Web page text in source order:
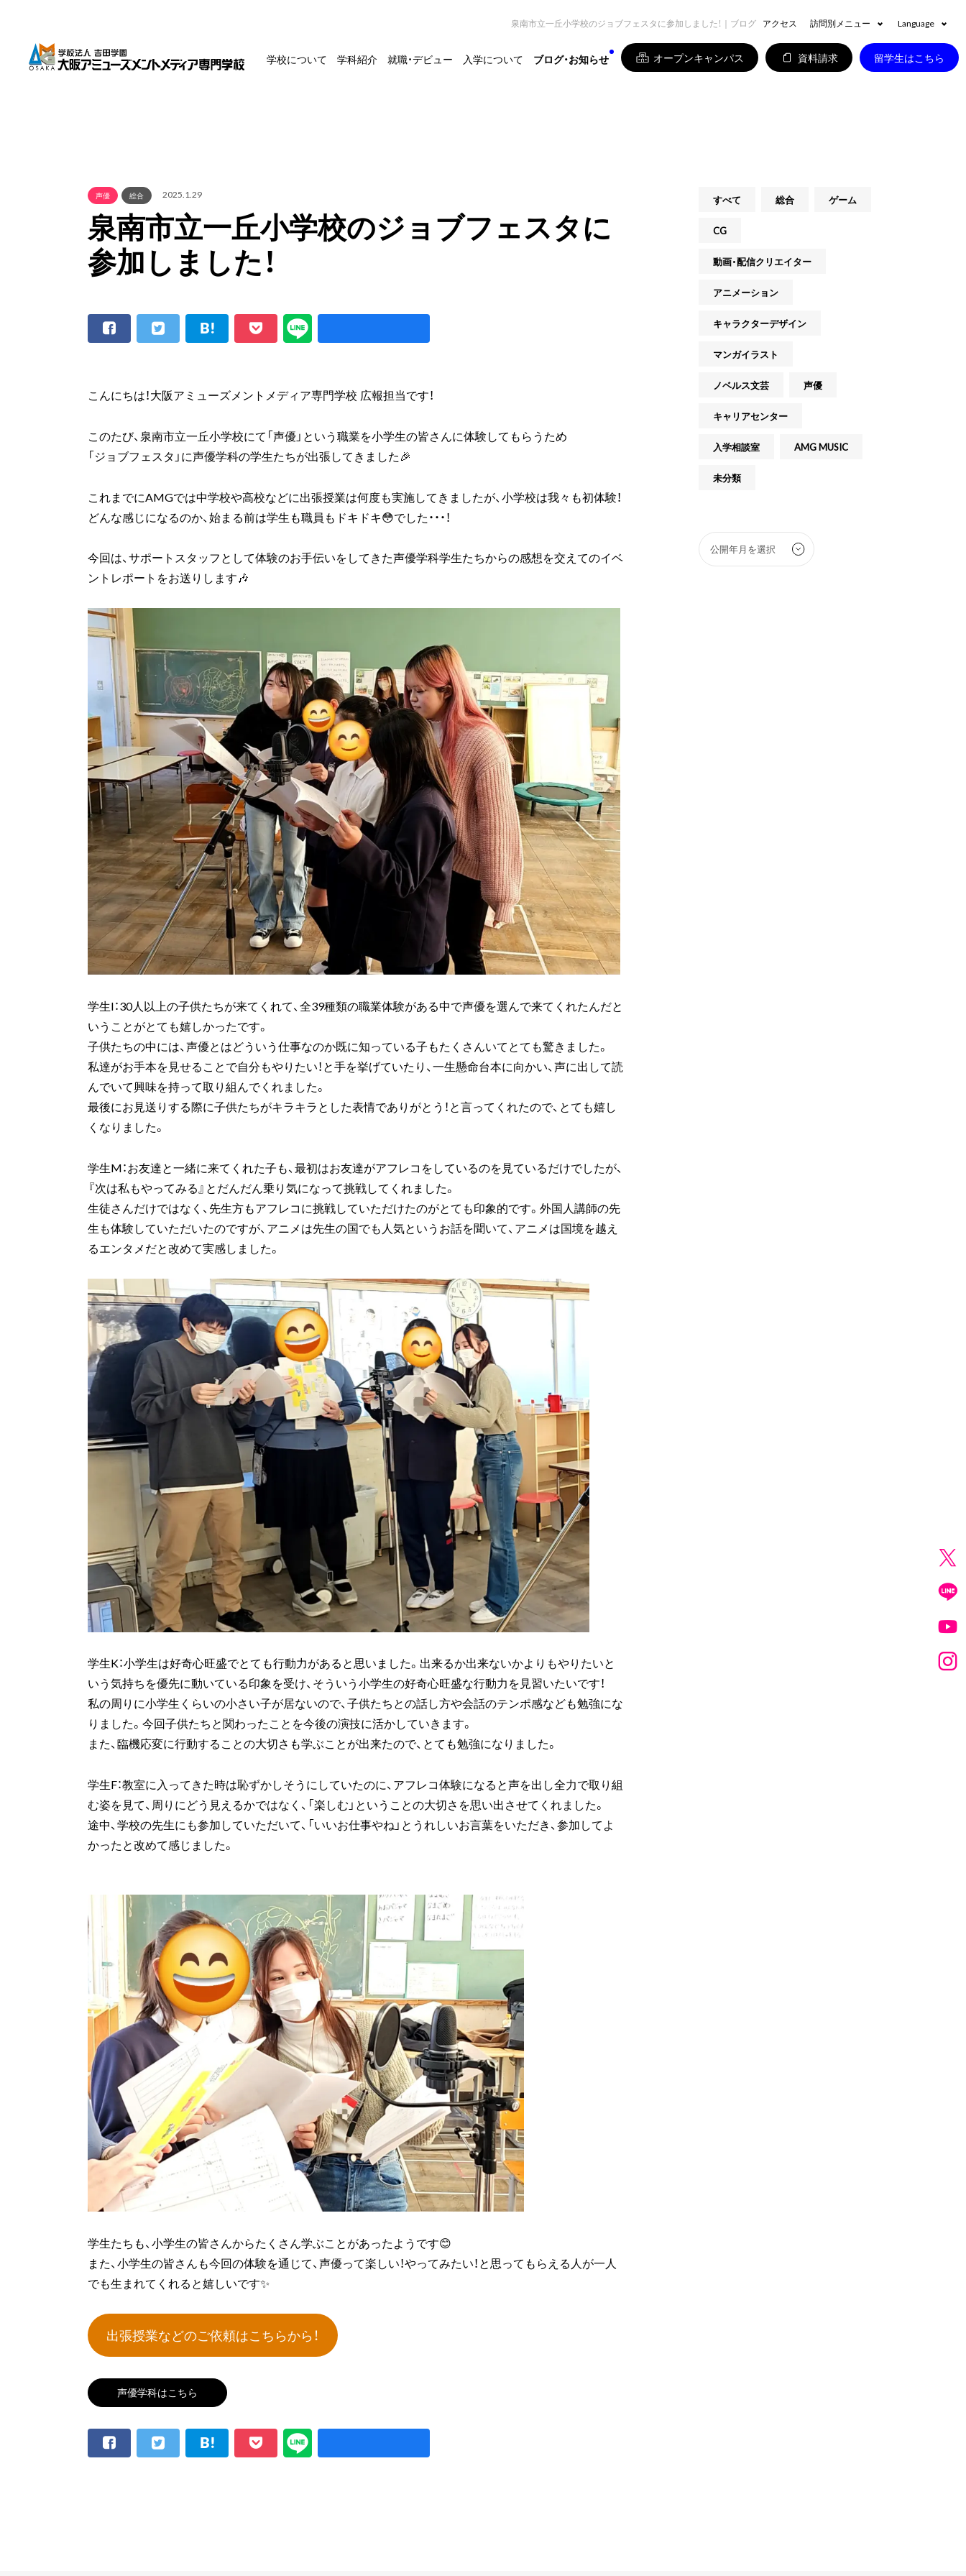
アクセス 訪問別メニュー Language
学校について 学科紹介 就職・デビュー 入学について ブログ・お知らせ オープンキャンパス 資料請求 留学生はこちら
泉南市立一丘小学校のジョブフェスタに参加しました！｜ブログ
声優 総合 2025.1.29
泉南市立一丘小学校のジョブフェスタに
参加しました！
こんにちは！大阪アミューズメントメディア専門学校 広報担当です！
このたび、泉南市立一丘小学校にて「声優」という職業を小学生の皆さんに体験してもらうため
「ジョブフェスタ」に声優学科の学生たちが出張してきました🎉
これまでにAMGでは中学校や高校などに出張授業は何度も実施してきましたが、小学校は我々も初体験！
どんな感じになるのか、始まる前は学生も職員もドキドキ😳でした・・・！
今回は、サポートスタッフとして体験のお手伝いをしてきた声優学科学生たちからの感想を交えてのイベ
ントレポートをお送りします🎶
学生I：30人以上の子供たちが来てくれて、全39種類の職業体験がある中で声優を選んで来てくれたんだと
いうことがとても嬉しかったです。
子供たちの中には、声優とはどういう仕事なのか既に知っている子もたくさんいてとても驚きました。
私達がお手本を見せることで自分もやりたい！と手を挙げていたり、一生懸命台本に向かい、声に出して読
んでいて興味を持って取り組んでくれました。
最後にお見送りする際に子供たちがキラキラとした表情でありがとう！と言ってくれたので、とても嬉し
くなりました。
学生M：お友達と一緒に来てくれた子も、最初はお友達がアフレコをしているのを見ているだけでしたが、
『次は私もやってみる』とだんだん乗り気になって挑戦してくれました。
生徒さんだけではなく、先生方もアフレコに挑戦していただけたのがとても印象的です。外国人講師の先
生も体験していただいたのですが、アニメは先生の国でも人気というお話を聞いて、アニメは国境を越え
るエンタメだと改めて実感しました。
学生K：小学生は好奇心旺盛でとても行動力があると思いました。出来るか出来ないかよりもやりたいと
いう気持ちを優先に動いている印象を受け、そういう小学生の好奇心旺盛な行動力を見習いたいです！
私の周りに小学生くらいの小さい子が居ないので、子供たちとの話し方や会話のテンポ感なども勉強にな
りました。今回子供たちと関わったことを今後の演技に活かしていきます。
また、臨機応変に行動することの大切さも学ぶことが出来たので、とても勉強になりました。
学生F：教室に入ってきた時は恥ずかしそうにしていたのに、アフレコ体験になると声を出し全力で取り組
む姿を見て、周りにどう見えるかではなく、「楽しむ」ということの大切さを思い出させてくれました。
途中、学校の先生にも参加していただいて、「いいお仕事やね」とうれしいお言葉をいただき、参加してよ
かったと改めて感じました。
学生たちも、小学生の皆さんからたくさん学ぶことがあったようです😊
また、小学生の皆さんも今回の体験を通じて、声優って楽しい！やってみたい！と思ってもらえる人が一人
でも生まれてくれると嬉しいです✨
出張授業などのご依頼はこちらから！
声優学科はこちら
すべて 総合 ゲーム
CG
動画・配信クリエイター
アニメーション
キャラクターデザイン
マンガイラスト
ノベルス文芸 声優
キャリアセンター
入学相談室 AMG MUSIC
未分類